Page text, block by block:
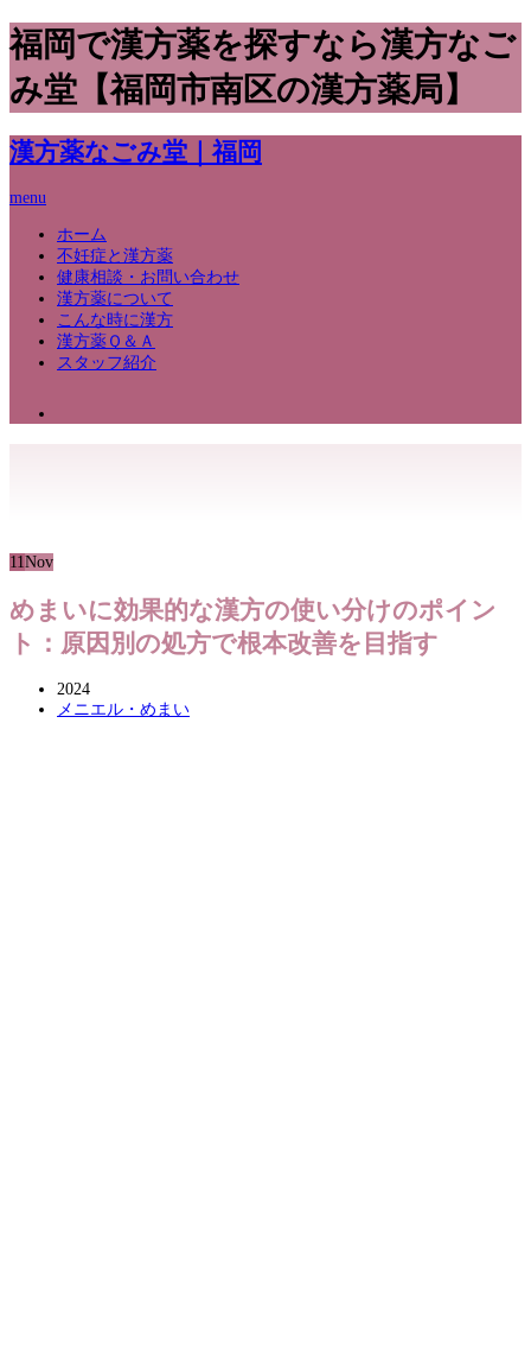
福岡で漢方薬を探すなら漢方なご
み堂【福岡市南区の漢方薬局】
漢方薬なごみ堂｜福岡
menu
ホーム
不妊症と漢方薬
健康相談・お問い合わせ
漢方薬について
こんな時に漢方
漢方薬Ｑ＆Ａ
スタッフ紹介
11Nov
めまいに効果的な漢方の使い分けのポイン
ト：原因別の処方で根本改善を目指す
2024
メニエル・めまい